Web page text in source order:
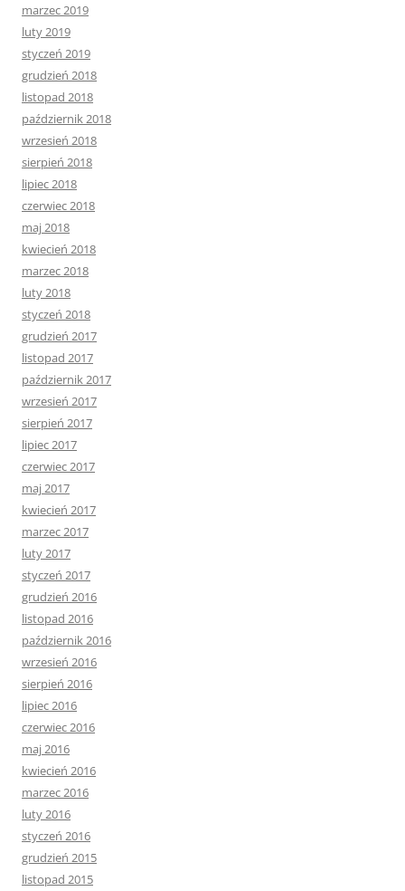
marzec 2019
luty 2019
styczeń 2019
grudzień 2018
listopad 2018
październik 2018
wrzesień 2018
sierpień 2018
lipiec 2018
czerwiec 2018
maj 2018
kwiecień 2018
marzec 2018
luty 2018
styczeń 2018
grudzień 2017
listopad 2017
październik 2017
wrzesień 2017
sierpień 2017
lipiec 2017
czerwiec 2017
maj 2017
kwiecień 2017
marzec 2017
luty 2017
styczeń 2017
grudzień 2016
listopad 2016
październik 2016
wrzesień 2016
sierpień 2016
lipiec 2016
czerwiec 2016
maj 2016
kwiecień 2016
marzec 2016
luty 2016
styczeń 2016
grudzień 2015
listopad 2015